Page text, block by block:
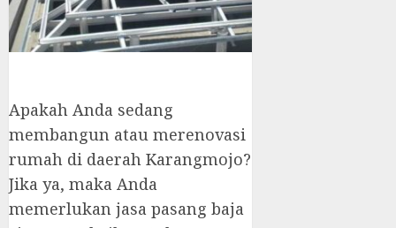
Apakah Anda sedang
membangun atau merenovasi
rumah di daerah Karangmojo?
Jika ya, maka Anda
memerlukan jasa pasang baja